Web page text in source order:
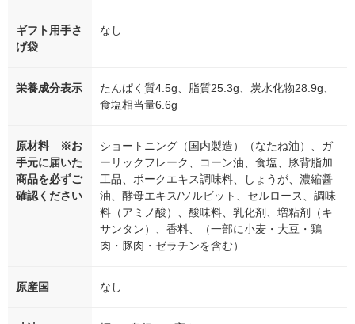
ギフト用手さ
げ袋
なし
栄養成分表示
たんぱく質4.5g、脂質25.3g、炭水化物28.9g、
食塩相当量6.6g
原材料 ※お
手元に届いた
商品を必ずご
確認ください
ショートニング（国内製造）（なたね油）、ガ
ーリックフレーク、コーン油、食塩、豚背脂加
工品、ポークエキス調味料、しょうが、濃縮醤
油、酵母エキス/ソルビット、セルロース、調味
料（アミノ酸）、酸味料、乳化剤、増粘剤（キ
サンタン）、香料、（一部に小麦・大豆・鶏
肉・豚肉・ゼラチンを含む）
原産国 なし